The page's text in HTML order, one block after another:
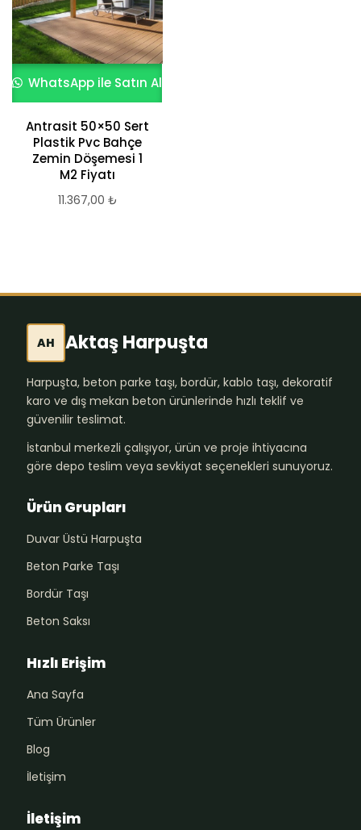
WhatsApp ile Satın Al
Antrasit 50×50 Sert
Plastik Pvc Bahçe
Zemin Döşemesi 1
M2 Fiyatı
11.367,00 ₺
AH Aktaş Harpuşta
Harpuşta, beton parke taşı, bordür, kablo taşı, dekoratif
karo ve dış mekan beton ürünlerinde hızlı teklif ve
güvenilir teslimat.
İstanbul merkezli çalışıyor, ürün ve proje ihtiyacına
göre depo teslim veya sevkiyat seçenekleri sunuyoruz.
Ürün Grupları
Duvar Üstü Harpuşta
Beton Parke Taşı
Bordür Taşı
Beton Saksı
Hızlı Erişim
Ana Sayfa
Tüm Ürünler
Blog
İletişim
İletişim